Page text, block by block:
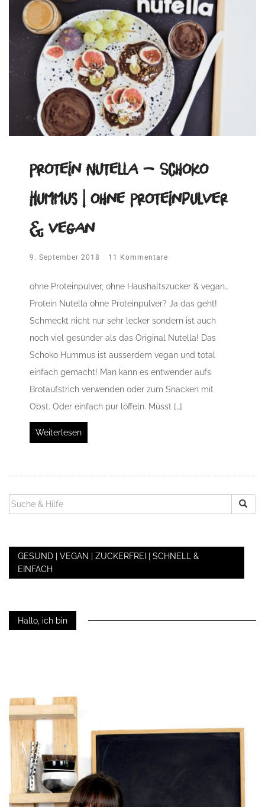
Protein Nutella – Schoko
Hummus | ohne Proteinpulver
& vegan
9. September 2018 11 Kommentare
ohne Proteinpulver, ohne Haushaltszucker & vegan…
Protein Nutella ohne Proteinpulver? Ja das geht!
Schmeckt nicht nur sehr lecker sondern ist auch
noch viel gesünder als das Original Nutella! Das
Schoko Hummus ist ausserdem vegan und total
einfach gemacht! Man kann es entwender aufs
Brotaufstrich verwenden oder zum Snacken mit
Obst. Oder einfach pur löffeln. Müsst […]
Weiterlesen
SUCHEN
NACH:
GESUND | VEGAN | ZUCKERFREI | SCHNELL &
EINFACH
Hallo, ich bin